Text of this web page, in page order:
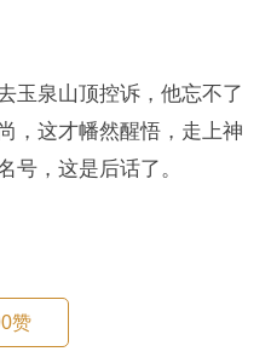
玉泉山顶控诉，他忘不了
，这才幡然醒悟，走上神
号，这是后话了。
赞